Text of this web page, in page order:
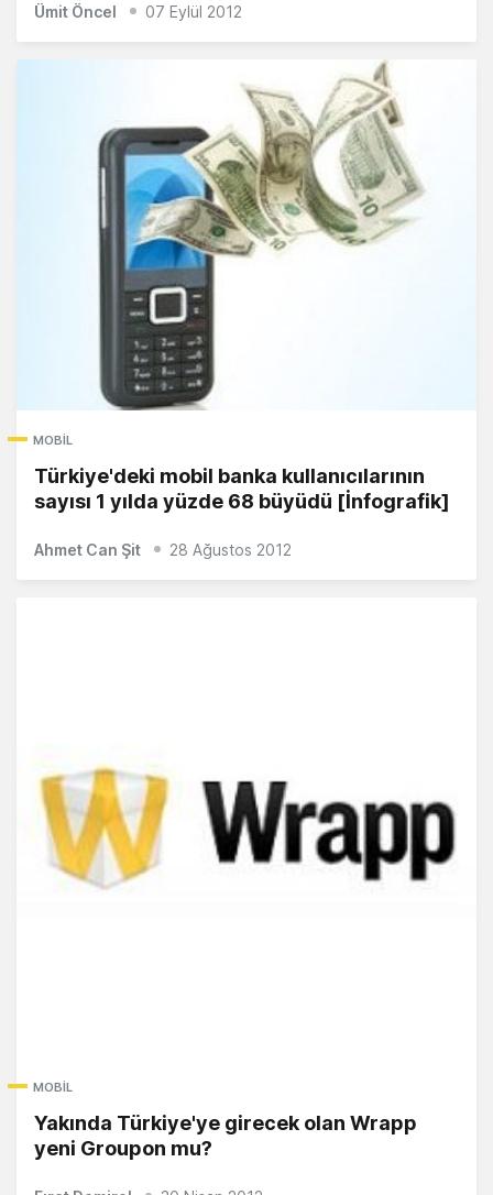
Ümit Öncel 07 Eylül 2012
MOBIL
Türkiye'deki mobil banka kullanıcılarının
sayısı 1 yılda yüzde 68 büyüdü [İnfografik]
Ahmet Can Şit 28 Ağustos 2012
MOBIL
Yakında Türkiye'ye girecek olan Wrapp
yeni Groupon mu?